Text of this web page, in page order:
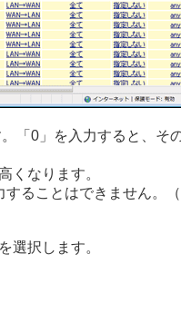
「0」を入力すると、そ
くなります。
することはできません。
選択します。